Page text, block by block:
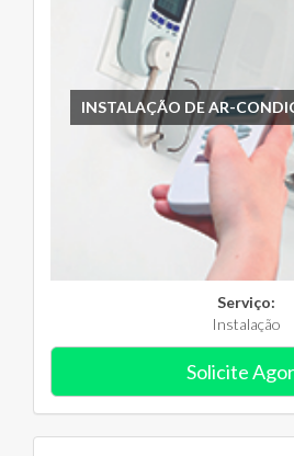
INSTALAÇÃO DE AR-
Serviço:
Instalação
Solicite